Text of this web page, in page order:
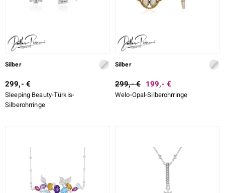
Silber
299,- €
Sleeping Beauty-Türkis-
Silberohrringe
Silber
299,- € 199,- €
Welo-Opal-Silberohrringe